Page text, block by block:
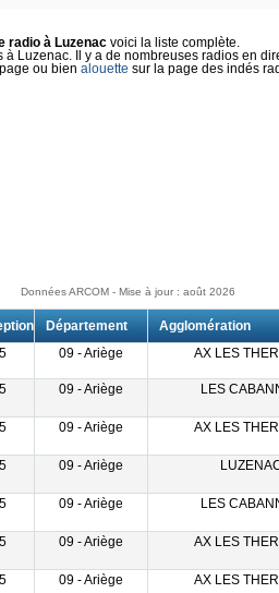
radio à Luzenacvoici la liste complète.
Luzenac. Il y a de nombreuses radios en
ou bien alouette sur la page des indés
Données ARCOM - Mise à jour : août 2026
Département
Agglomération
09 - Ariège AX LES
09 - Ariège LES
09 - Ariège AX LES
09 - Ariège
09 - Ariège LES
09 - Ariège AX LES
09 - Ariège AX LES